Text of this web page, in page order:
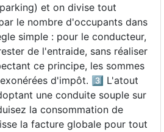
et on divise tout
le nombre d'occupants dans
simple : pour le conducteur,
de l'entraide, sans réaliser
ce principe, les sommes
d'impôt. 3️⃣ L'atout
une conduite souple sur
la consommation de
la facture globale pour tout